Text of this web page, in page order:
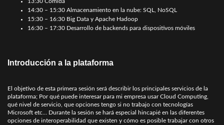
14:30 – 15:30 Almacenamiento en la nube: SQL, NoSQL
15:30 – 16:30 Big Data y Apache Hadoop
16:30 – 17:30 Desarrollo de backends para dispositivos móviles
Introducción a la plataforma
El objetivo de esta primera sesión será describir los principales servicios de la
plataforma; Por qué puede interesar para mi empresa usar Cloud Computing,
qué nivel de servicio, que opciones tengo si no trabajo con tecnologías
Microsoft etc… Durante la sesión se hará especial hincapié en las diferentes
opciones de interoperabilidad que existen y cómo es posible trabajar con otros